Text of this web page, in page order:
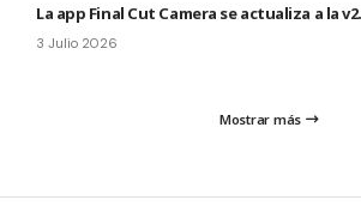
La app Final Cut Camera se actualiza a la
3 Julio 2026
Mostrar más